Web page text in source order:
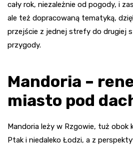
cały rok, niezależnie od pogody, i
ale też dopracowaną tematyką,
przejście z jednej strefy do drugiej
przygody.
Mandoria –
miasto pod
Mandoria leży w Rzgowie, tuż obok
Ptak i niedaleko Łodzi, a z